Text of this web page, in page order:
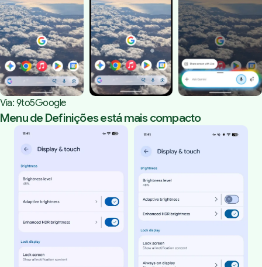
Via: 9to5Google
Menu de Definições está mais compacto